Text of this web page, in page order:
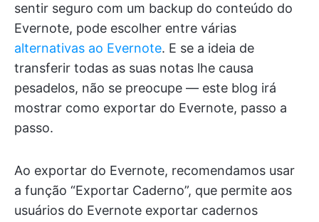
sentir seguro com um backup do conteúdo do
Evernote, pode escolher entre várias
alternativas ao Evernote. E se a ideia de
transferir todas as suas notas lhe causa
pesadelos, não se preocupe — este blog irá
mostrar como exportar do Evernote, passo a
passo.
Ao exportar do Evernote, recomendamos usar
a função “Exportar Caderno”, que permite aos
usuários do Evernote exportar cadernos